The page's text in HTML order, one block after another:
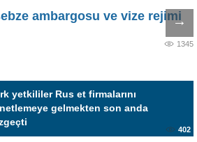
→
ambargosu ve vize rejimi
1345
yetkililer Rus et firmalarını
gelmekten son anda
402